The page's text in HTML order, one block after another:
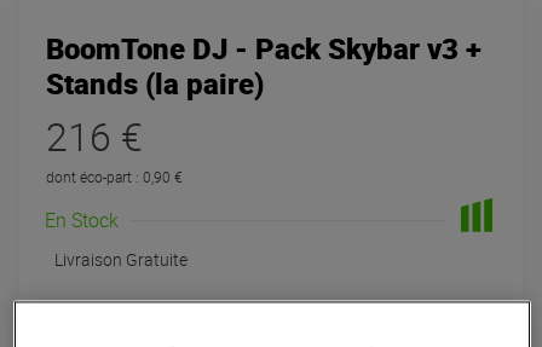
BoomTone DJ - Pack Skybar v3 +
Stands (la paire)
216 €
dont éco-part : 0,90 €
En Stock
Livraison Gratuite
Expédiable immédiatement +infos